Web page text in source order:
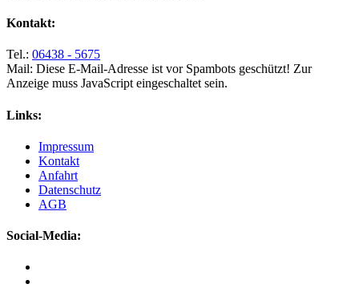
Kontakt:
Tel.: 06438 - 5675
Mail: Diese E-Mail-Adresse ist vor Spambots geschützt! Zur
Anzeige muss JavaScript eingeschaltet sein.
Links:
Impressum
Kontakt
Anfahrt
Datenschutz
AGB
Social-Media: